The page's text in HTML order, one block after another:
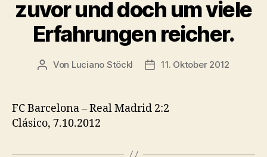
zuvor und doch um viele
Erfahrungen reicher.
Beitragsautor
Von Luciano Stöckl Beitragsdatum
11. Oktober 2012
FC Barcelona – Real Madrid 2:2
Clásico, 7.10.2012